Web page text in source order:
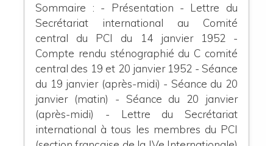
Sommaire : - Présentation - Lettre du
Secrétariat international au Comité
central du PCI du 14 janvier 1952 -
Compte rendu sténographié du C comité
central des 19 et 20 janvier 1952 - Séance
du 19 janvier (après-midi) - Séance du 20
janvier (matin) - Séance du 20 janvier
(après-midi) - Lettre du Secrétariat
international à tous les membres du PCI